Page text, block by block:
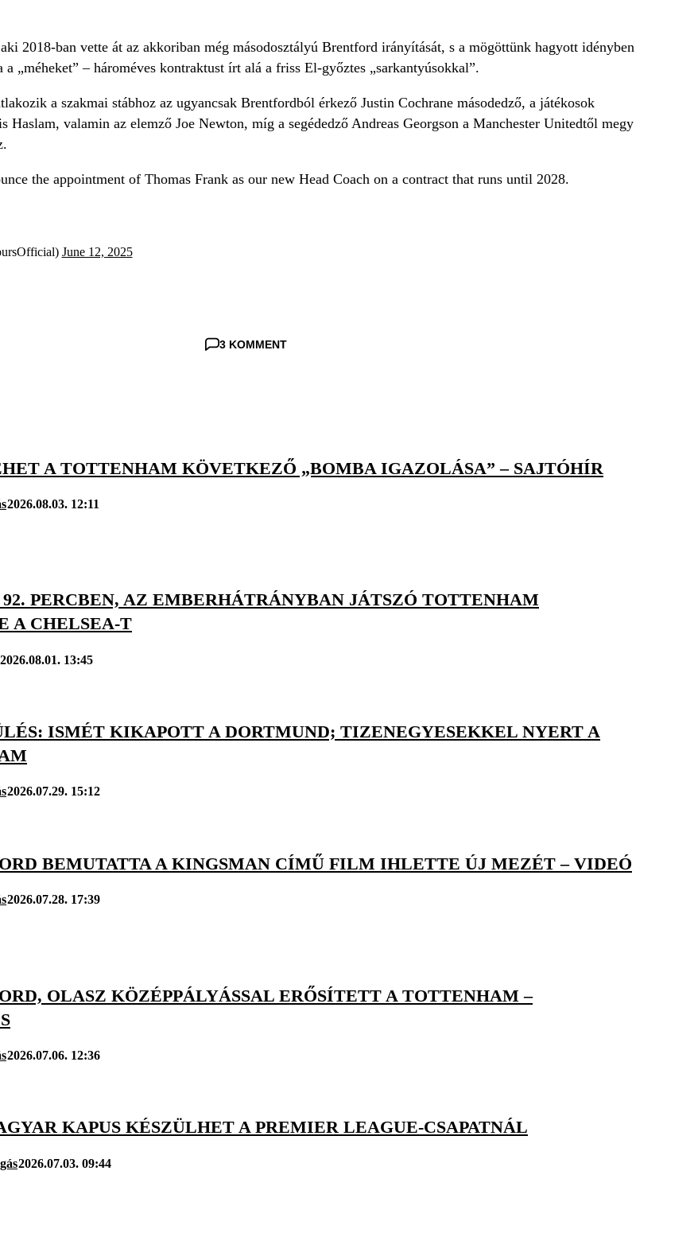
2018-ban vette át az akkoriban még másodosztályú Brentford irányítását, s a mögöttünk hagyott idényben
„méheket” – hároméves kontraktust írt alá a friss El-győztes „sarkantyúsokkal”.
a szakmai stábhoz az ugyancsak Brentfordból érkező Justin Cochrane másodedző, a játékosok
Haslam, valamin az elemző Joe Newton, míg a segédedző Andreas Georgson a Manchester Unitedtől megy
the appointment of Thomas Frank as our new Head Coach on a contract that runs until 2028.
June 12, 2025
3 KOMMENT
A TOTTENHAM KÖVETKEZŐ „BOMBA IGAZOLÁSA” – SAJTÓHÍR
2026.08.03. 12:11
92. PERCBEN, AZ EMBERHÁTRÁNYBAN JÁTSZÓ TOTTENHAM
A CHELSEA-T
2026.08.01. 13:45
ISMÉT KIKAPOTT A DORTMUND; TIZENEGYESEKKEL NYERT A
2026.07.29. 15:12
BEMUTATTA A KINGSMAN CÍMŰ FILM IHLETTE ÚJ MEZÉT – VIDEÓ
2026.07.28. 17:39
OLASZ KÖZÉPPÁLYÁSSAL ERŐSÍTETT A TOTTENHAM –
2026.07.06. 12:36
KAPUS KÉSZÜLHET A PREMIER LEAGUE-CSAPATNÁL
2026.07.03. 09:44